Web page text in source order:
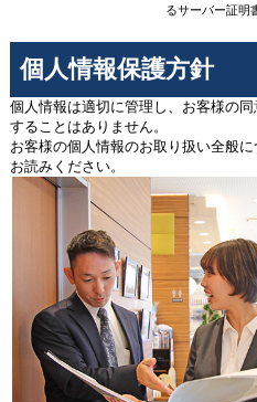
るサーバー証明
個人情報保護方針
個人情報は適切に管理し、お客様の
することはありません。
お客様の個人情報のお取り扱い全般に
お読みください。